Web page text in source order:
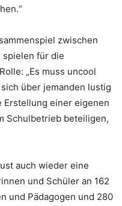
zwischen
spielen für die
„Es muss uncool
über jemanden lustig
Erstellung einer eigenen
Schulbetrieb beteiligen,
auch wieder eine
und Schüler an 162
und Pädagogen und 280